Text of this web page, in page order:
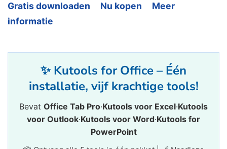
Gratis downloaden Nu kopen
Meer
informatie
✨ Kutools for Office – Één
installatie, vijf krachtige tools!
Bevat Office Tab Pro·Kutools voor Excel·Kutools
voor Outlook·Kutools voor Word·Kutools for
PowerPoint